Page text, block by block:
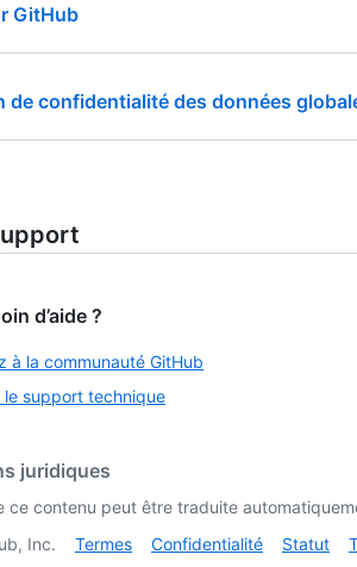
GitHub
de confidentialité des données
d’aide ?
à la communauté GitHub
support technique
juridiques
ce contenu peut être traduite
Inc. Termes Confidentialité Statut